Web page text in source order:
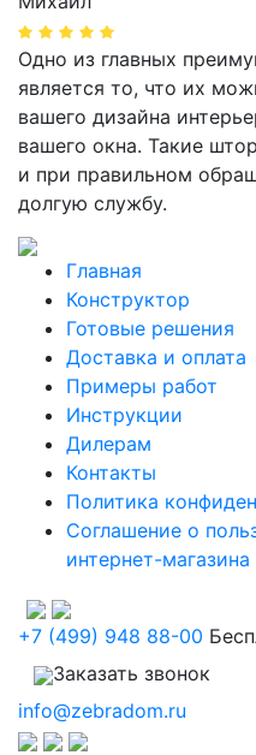
Одно из главных
является то, что их
вашего дизайна
вашего окна. Такие
и при правильном
долгую службу.
Главная
Конструктор
Готовые решения
Доставка и оплата
Примеры работ
Инструкции
Дилерам
Контакты
Политика
Соглашение о
интернет-
+7 (499) 948 88-00
Заказать звонок
info@zebradom.ru